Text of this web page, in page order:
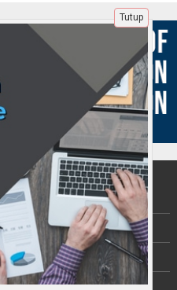
Kami
Tutup